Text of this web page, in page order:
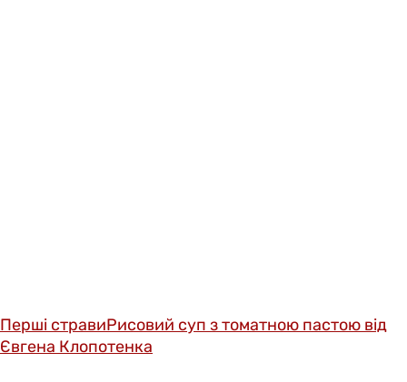
Перші стравиРисовий суп з томатною пастою від
Євгена Клопотенка